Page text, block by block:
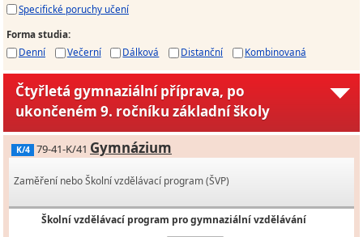
Specifické poruchy učení
Forma studia:
Denní
Večerní Dálková Distanční Kombinovaná
Čtyřletá gymnaziální příprava, po
ukončeném 9. ročníku základní školy
K/4 79-41-K/41 Gymnázium
Zaměření nebo Školní vzdělávací program (ŠVP)
Školní vzdělávací program pro gymnaziální vzdělávání